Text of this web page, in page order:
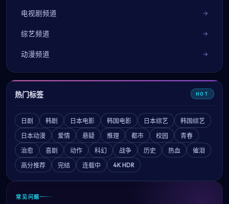
电视剧频道
综艺频道
动漫频道
热门标签 HOT
日剧 韩剧 日本电影 韩国电影 日本综艺
韩国综艺
日本动漫
爱情 悬疑 推理 都市 校园
青春
治愈
喜剧 动作 科幻 战争 历史 热血
催泪
高分推荐
完结 连载中 4K HDR
常见问题